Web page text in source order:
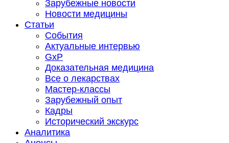
Зарубежные новости
Новости медицины
Статьи
События
Актуальные интервью
GxP
Доказательная медицина
Все о лекарствах
Мастер-классы
Зарубежный опыт
Кадры
Исторический экскурс
Аналитика